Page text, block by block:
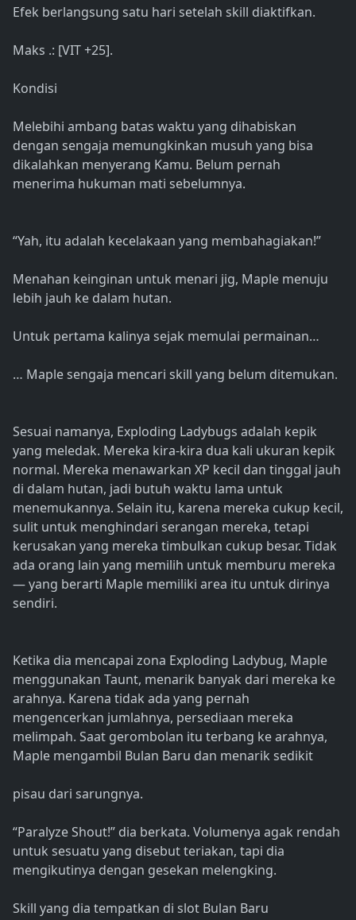
Efek berlangsung satu hari setelah skill diaktifkan.
Maks .: [VIT +25].
Kondisi
Melebihi ambang batas waktu yang dihabiskan
dengan sengaja memungkinkan musuh yang bisa
dikalahkan menyerang Kamu. Belum pernah
menerima hukuman mati sebelumnya.
“Yah, itu adalah kecelakaan yang membahagiakan!”
Menahan keinginan untuk menari jig, Maple menuju
lebih jauh ke dalam hutan.
Untuk pertama kalinya sejak memulai permainan…
… Maple sengaja mencari skill yang belum ditemukan.
Sesuai namanya, Exploding Ladybugs adalah kepik
yang meledak. Mereka kira-kira dua kali ukuran kepik
normal. Mereka menawarkan XP kecil dan tinggal jauh
di dalam hutan, jadi butuh waktu lama untuk
menemukannya. Selain itu, karena mereka cukup kecil,
sulit untuk menghindari serangan mereka, tetapi
kerusakan yang mereka timbulkan cukup besar. Tidak
ada orang lain yang memilih untuk memburu mereka
— yang berarti Maple memiliki area itu untuk dirinya
sendiri.
Ketika dia mencapai zona Exploding Ladybug, Maple
menggunakan Taunt, menarik banyak dari mereka ke
arahnya. Karena tidak ada yang pernah
mengencerkan jumlahnya, persediaan mereka
melimpah. Saat gerombolan itu terbang ke arahnya,
Maple mengambil Bulan Baru dan menarik sedikit
pisau dari sarungnya.
“Paralyze Shout!” dia berkata. Volumenya agak rendah
untuk sesuatu yang disebut teriakan, tapi dia
mengikutinya dengan gesekan melengking.
Skill yang dia tempatkan di slot Bulan Baru